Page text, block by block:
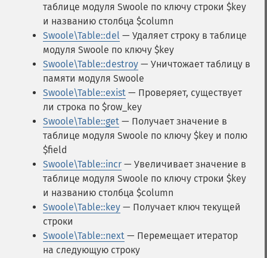
таблице модуля Swoole по ключу строки $key
и названию столбца $column
Swoole\Table::del — Удаляет строку в таблице
модуля Swoole по ключу $key
Swoole\Table::destroy — Уничтожает таблицу в
памяти модуля Swoole
Swoole\Table::exist — Проверяет, существует
ли строка по $row_key
Swoole\Table::get — Получает значение в
таблице модуля Swoole по ключу $key и полю
$field
Swoole\Table::incr — Увеличивает значение в
таблице модуля Swoole по ключу строки $key
и названию столбца $column
Swoole\Table::key — Получает ключ текущей
строки
Swoole\Table::next — Перемещает итератор
на следующую строку